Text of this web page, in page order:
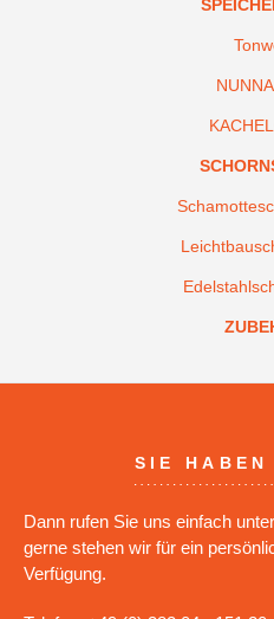
SIE HABEN
Dann rufen Sie uns einfach
gerne stehen wir für ein
Verfügung.